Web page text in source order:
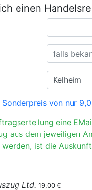
einen
Sonderpreis von nur
eine
aus dem jeweiligen
ist die
Ltd. 19,00 €